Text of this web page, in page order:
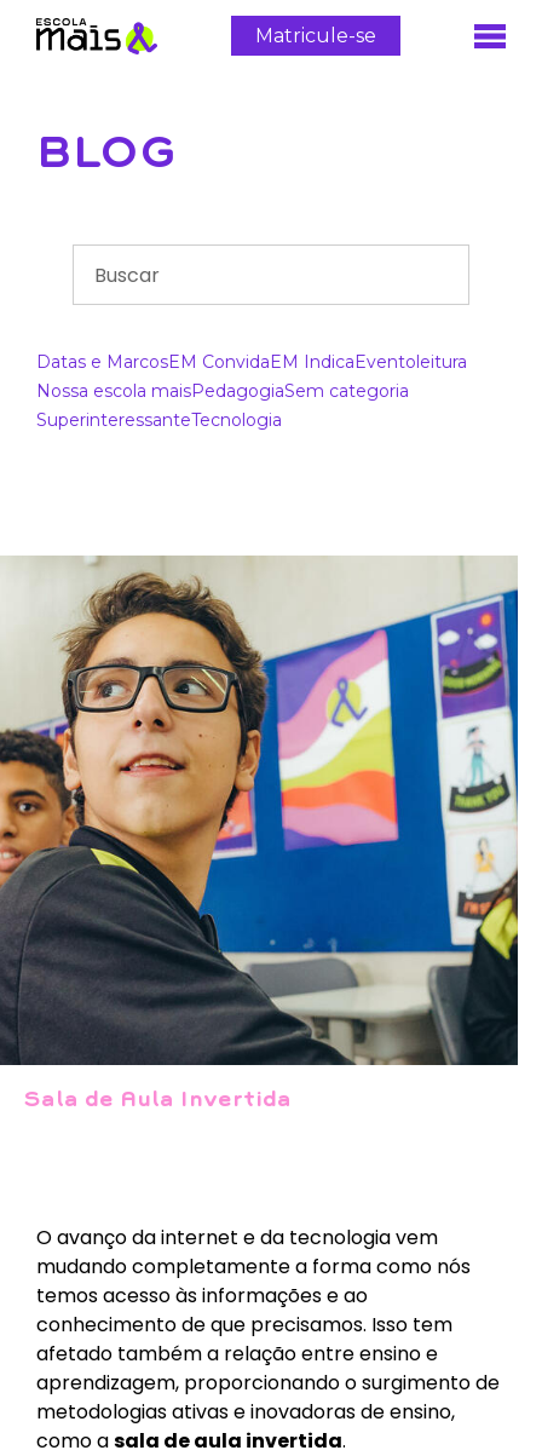
Matricule-se
BLOG
Datas e MarcosEM ConvidaEM IndicaEventoleitura
Nossa escola maisPedagogiaSem categoria
SuperinteressanteTecnologia
Sala de Aula Invertida
O avanço da internet e da tecnologia vem
mudando completamente a forma como nós
temos acesso às informações e ao
conhecimento de que precisamos. Isso tem
afetado também a relação entre ensino e
aprendizagem, proporcionando o surgimento de
metodologias ativas e inovadoras de ensino,
como asala de aula invertida.